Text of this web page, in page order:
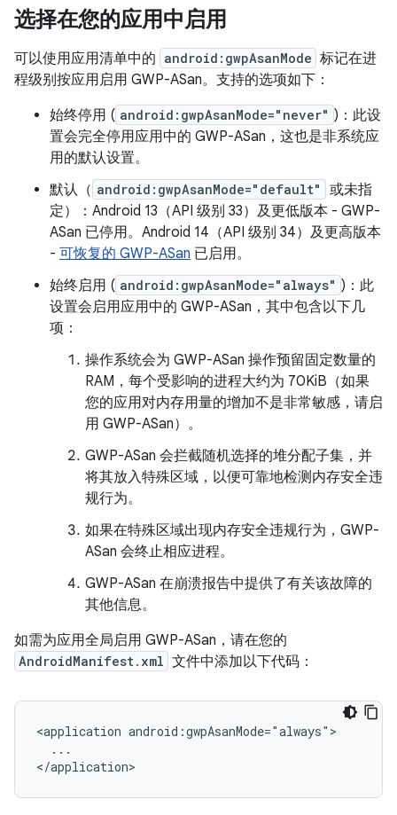
选择在您的应用中启用
可以使用应用清单中的 android:gwpAsanMode 标记在进
程级别按应用启用 GWP-ASan。支持的选项如下：
始终停用 ( android:gwpAsanMode="never" )：此设
置会完全停用应用中的 GWP-ASan，这也是非系统应
用的默认设置。
默认（ android:gwpAsanMode="default"
或未指
定）：Android 13（API 级别 33）及更低版本 - GWP-
ASan 已停用。Android 14（API 级别 34）及更高版本
- 可恢复的 GWP-ASan 已启用。
始终启用 ( android:gwpAsanMode="always" )：此
设置会启用应用中的 GWP-ASan，其中包含以下几
项：
操作系统会为 GWP-ASan 操作预留固定数量的
RAM，每个受影响的进程大约为 70KiB（如果
您的应用对内存用量的增加不是非常敏感，请启
用 GWP-ASan）。
GWP-ASan 会拦截随机选择的堆分配子集，并
将其放入特殊区域，以便可靠地检测内存安全违
规行为。
如果在特殊区域出现内存安全违规行为，GWP-
ASan 会终止相应进程。
GWP-ASan 在崩溃报告中提供了有关该故障的
其他信息。
如需为应用全局启用 GWP-ASan，请在您的
AndroidManifest.xml 文件中添加以下代码：
<application
...
</application>